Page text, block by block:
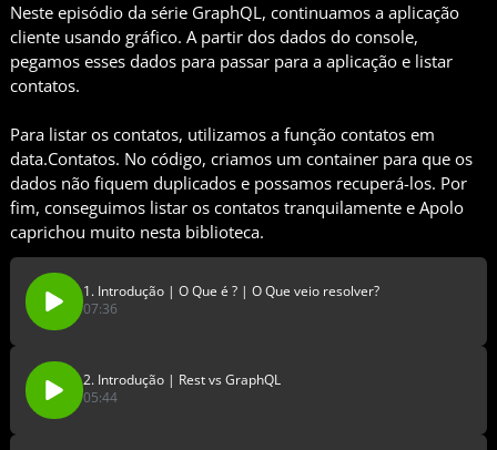
Neste episódio da série GraphQL, continuamos a aplicação
cliente usando gráfico. A partir dos dados do console,
pegamos esses dados para passar para a aplicação e listar
contatos.
Para listar os contatos, utilizamos a função contatos em
data.Contatos. No código, criamos um container para que os
dados não fiquem duplicados e possamos recuperá-los. Por
fim, conseguimos listar os contatos tranquilamente e Apolo
caprichou muito nesta biblioteca.
1. Introdução | O Que é ? | O Que veio resolver?
07:36
2. Introdução | Rest vs GraphQL
05:44